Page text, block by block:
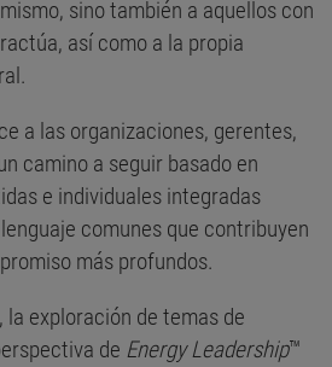
sino también a aquellos con
así como a la propia
a las organizaciones, gerentes,
camino a seguir basado en
e individuales integradas
comunes que contribuyen
más profundos.
exploración de temas de
de Energy Leadership™